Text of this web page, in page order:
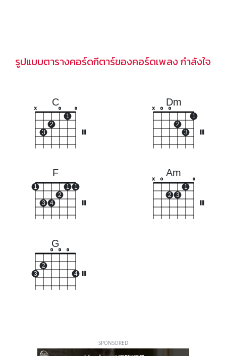
รูปแบบตารางคอร์ดกีตาร์ของคอร์ดเพลง กำลังใจ
C
x
3
2
o
1
o
Dm
x o o
2
3
1
F
1
3 4
2
1 1
Am
x o
2 3
1
o
G
3
2
o o o
4
SPONSORED